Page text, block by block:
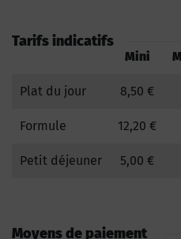
Tarifs indicatifs
Mini
Plat du jour 8,50 €
Formule 12,20 €
Petit déjeuner 5,00 €
Moyens de paiement